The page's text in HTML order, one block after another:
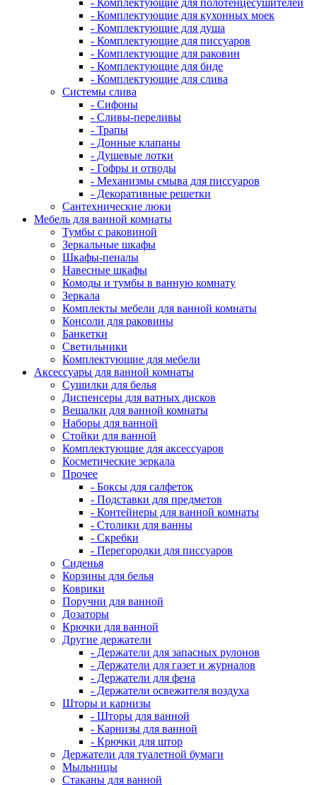
- Комплектующие для полотенцесушителей
- Комплектующие для кухонных моек
- Комплектующие для душа
- Комплектующие для писсуаров
- Комплектующие для раковин
- Комплектующие для биде
- Комплектующие для слива
Системы слива
- Сифоны
- Сливы-переливы
- Трапы
- Донные клапаны
- Душевые лотки
- Гофры и отводы
- Механизмы смыва для писсуаров
- Декоративные решетки
Сантехнические люки
Мебель для ванной комнаты
Тумбы с раковиной
Зеркальные шкафы
Шкафы-пеналы
Навесные шкафы
Комоды и тумбы в ванную комнату
Зеркала
Комплекты мебели для ванной комнаты
Консоли для раковины
Банкетки
Светильники
Комплектующие для мебели
Аксессуары для ванной комнаты
Сушилки для белья
Диспенсеры для ватных дисков
Вешалки для ванной комнаты
Наборы для ванной
Стойки для ванной
Комплектующие для аксессуаров
Косметические зеркала
Прочее
- Боксы для салфеток
- Подставки для предметов
- Контейнеры для ванной комнаты
- Столики для ванны
- Скребки
- Перегородки для писсуаров
Сиденья
Корзины для белья
Коврики
Поручни для ванной
Дозаторы
Крючки для ванной
Другие держатели
- Держатели для запасных рулонов
- Держатели для газет и журналов
- Держатели для фена
- Держатели освежителя воздуха
Шторы и карнизы
- Шторы для ванной
- Карнизы для ванной
- Крючки для штор
Держатели для туалетной бумаги
Мыльницы
Стаканы для ванной